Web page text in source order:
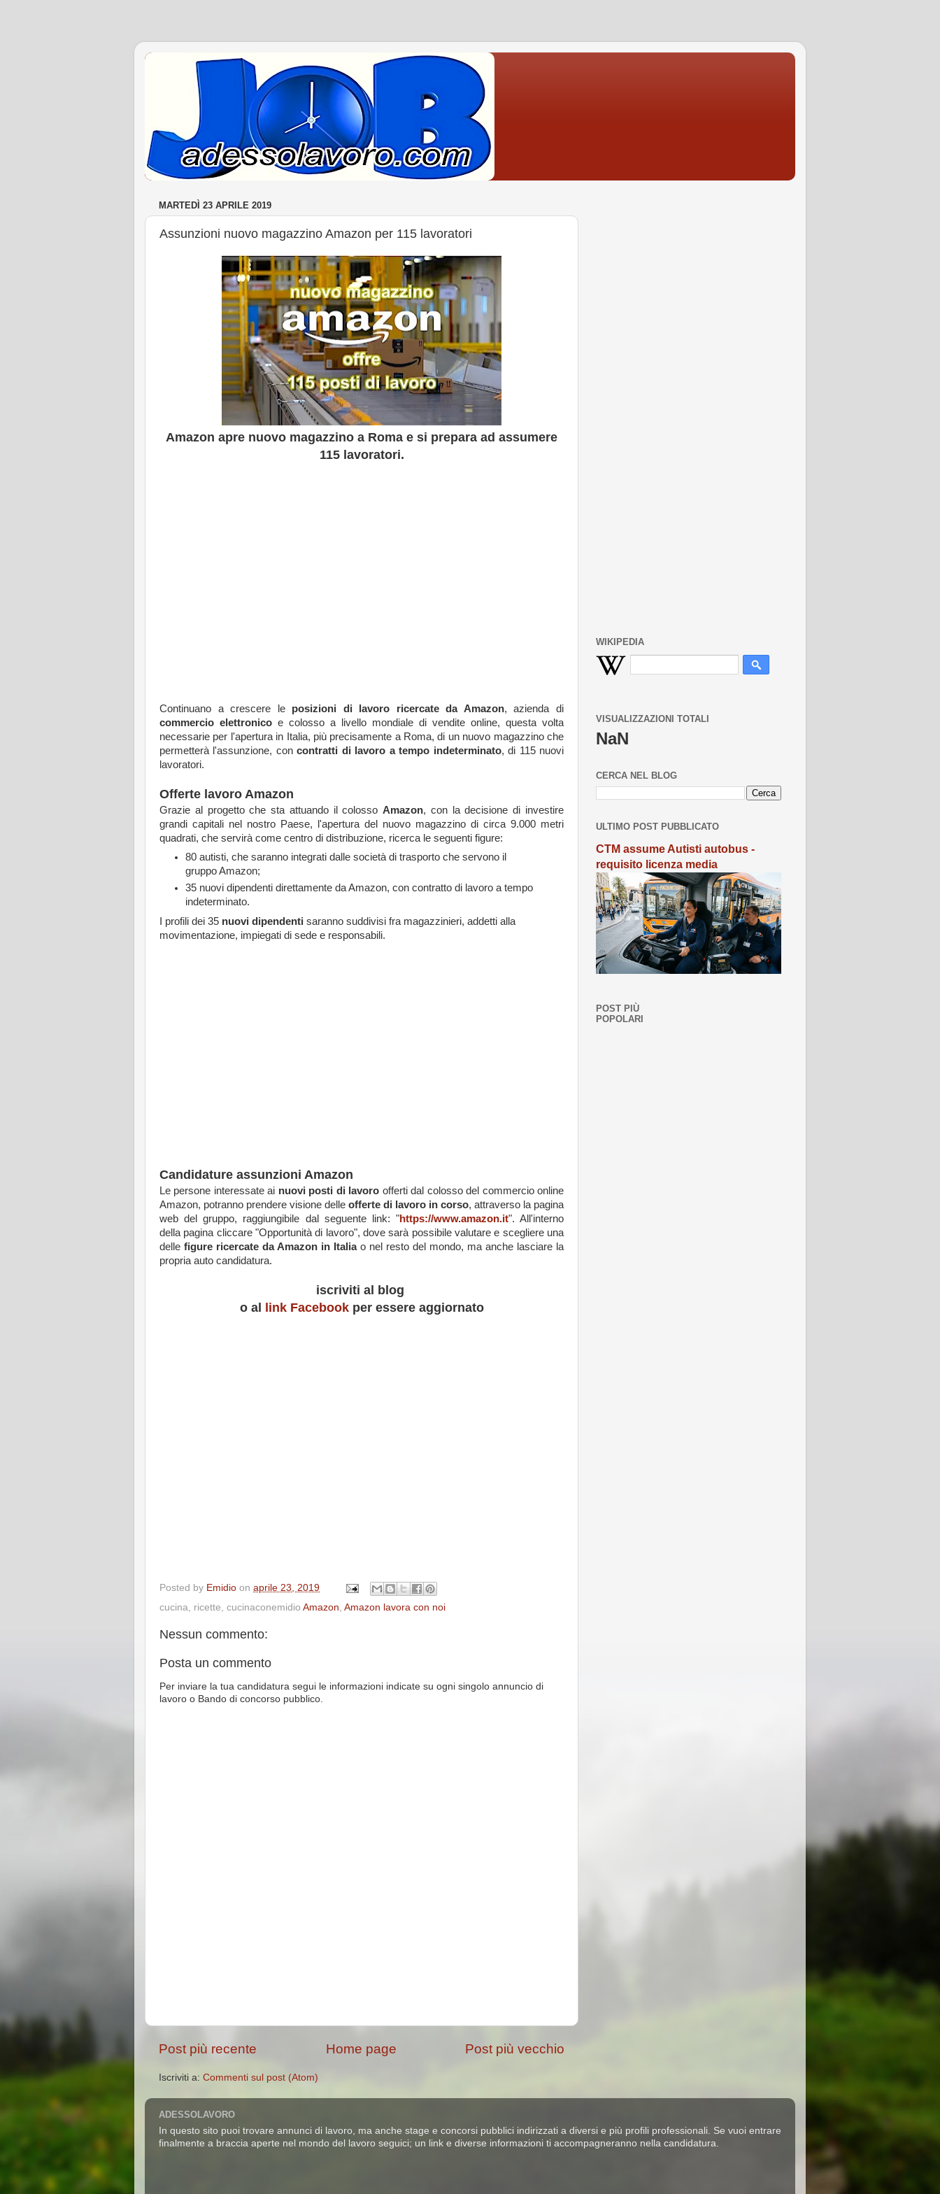
MARTEDÌ 23 APRILE 2019
Assunzioni nuovo magazzino Amazon per 115 lavoratori
Amazon apre nuovo magazzino a Roma e si prepara ad assumere
115 lavoratori.
Continuano a crescere le posizioni di lavoro ricercate da Amazon, azienda di
commercio elettronico e colosso a livello mondiale di vendite online, questa volta
necessarie per l'apertura in Italia, più precisamente a Roma, di un nuovo magazzino che
permetterà l'assunzione, concontratti di lavoro a tempo indeterminato, di 115 nuovi
lavoratori.
Offerte lavoro Amazon
Grazie al progetto che sta attuando il colossoAmazon, con la decisione di investire
grandi capitali nel nostro Paese, l'apertura del nuovo magazzino di circa 9.000 metri
quadrati, che servirà come centro di distribuzione, ricerca le seguenti figure:
80 autisti, che saranno integrati dalle società di trasporto che servono il
gruppo Amazon;
35 nuovi dipendenti direttamente da Amazon, con contratto di lavoro a tempo
indeterminato.
I profili dei 35 nuovi dipendenti saranno suddivisi fra magazzinieri, addetti alla
movimentazione, impiegati di sede e responsabili.
Candidature assunzioni Amazon
Le persone interessate ai nuovi posti di lavoro offerti dal colosso del commercio online
Amazon, potranno prendere visione delle offerte di lavoro in corso, attraverso la pagina
web del gruppo, raggiungibile dal seguente link: "https://www.amazon.it". All'interno
della pagina cliccare "Opportunità di lavoro", dove sarà possibile valutare e scegliere una
delle figure ricercate da Amazon in Italiao nel resto del mondo, ma anche lasciare la
propria auto candidatura.
iscriviti al blog
o al link Facebookper essere aggiornato
Posted by Emidio on aprile 23, 2019
cucina, ricette, cucinaconemidio Amazon, Amazon lavora con noi
Nessun commento:
Posta un commento
Per inviare la tua candidatura segui le informazioni indicate su ogni singolo annuncio di
lavoro o Bando di concorso pubblico.
Post più recente Post più vecchio
Home page
Iscriviti a: Commenti sul post (Atom)
WIKIPEDIA
VISUALIZZAZIONI TOTALI
NaN
CERCA NEL BLOG
ULTIMO POST PUBBLICATO
CTM assume Autisti autobus -
requisito licenza media
POST PIÙ
POPOLARI
ADESSOLAVORO
In questo sito puoi trovare annunci di lavoro, ma anche stage e concorsi pubblici indirizzati a diversi e più profili professionali. Se vuoi entrare
finalmente a braccia aperte nel mondo del lavoro seguici; un link e diverse informazioni ti accompagneranno nella candidatura.